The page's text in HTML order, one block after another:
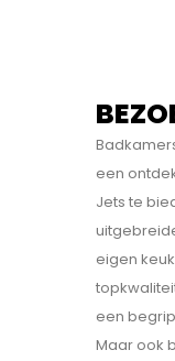
een
Jets te
eigen
een
Maar ook